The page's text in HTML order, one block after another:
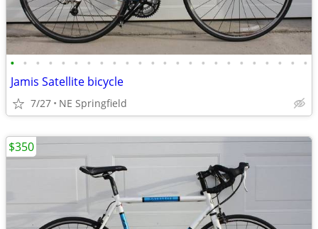
• • • • • • • • • • • • • • • • • • • • • • • •
Jamis Satellite bicycle
7/27 NE Springfield
$350